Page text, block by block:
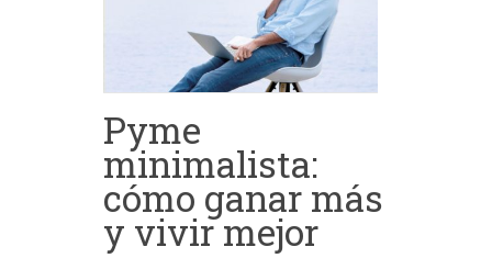
Pyme
minimalista:
cómo ganar más
y vivir mejor